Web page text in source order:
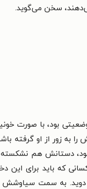
سخن می‌گوید.
بود، با صورت
به زور از او گرفته
دستانش هم نشکسته
که باید برای این
به سمت